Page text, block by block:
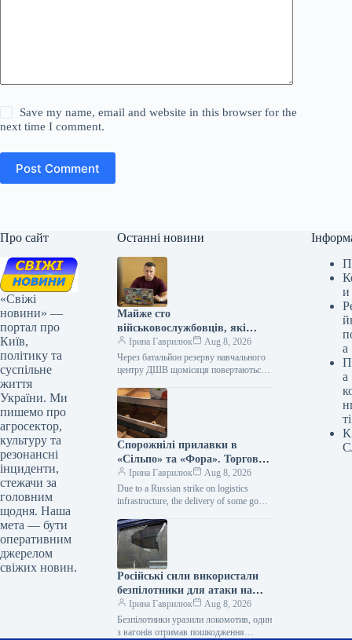
Save my name, email and website in this browser for the
next time I comment.
Post Comment
Про сайт
«Свіжі
новини» —
портал про
Київ,
політику та
суспільне
життя
України. Ми
пишемо про
агросектор,
культуру та
резонансні
інциденти,
стежачи за
головним
щодня. Наша
мета — бути
оперативним
джерелом
свіжих новин.
Останні новини
Майже сто
військовослужбовців, які
самовільно залишили місце
служби, щомісяця проходять
через резервний батальйон
Ірина Гаврилюк
Aug 8, 2026
Через батальйон резерву навчального
центру ДШВ щомісяця повертаються
Ексклюзив 08.08.2026 13:48
Укрінформ Щомісяця біля 100…
Спорожнілі прилавки в
«Сільпо» та «Фора». Торгові
мережі звернулися до
громадян України
Ірина Гаврилюк
Aug 8, 2026
Due to a Russian strike on logistics
infrastructure, the delivery of some goods
Supermarkets…
Російські сили використали
безпілотники для атаки на
потяг, що прямував із Сум до
Києва.
Ірина Гаврилюк
Aug 8, 2026
Безпілотники уразили локомотив, один
з вагонів отримав пошкодження
и
а
а
ті